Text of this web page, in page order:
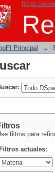
https://
Principal →
filtros para
Filtros actuales: